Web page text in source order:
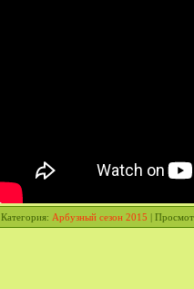
Категория: Арбузный сезон 2015 |